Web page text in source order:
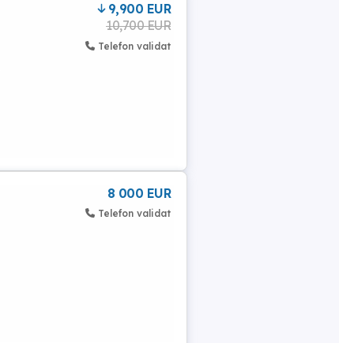
9,900 EUR
10,700 EUR
Telefon validat
8 000 EUR
Telefon validat